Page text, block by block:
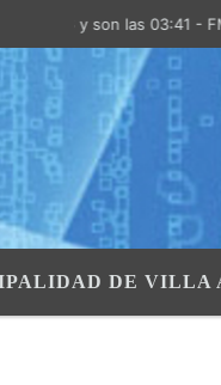
y son las 03:41 - FM
DE VILLA